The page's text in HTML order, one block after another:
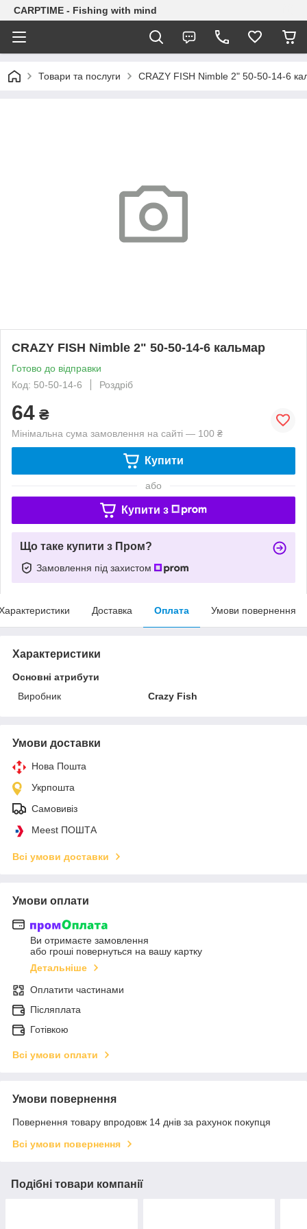
CARPTIME - Fishing with mind
Товари та послуги CRAZY FISH Nimble 2" 50-50-14-6
CRAZY FISH Nimble 2" 50-50-14-6 кальмар
Готово до відправки
Код: 50-50-14-6
Роздріб
64 ₴
Мінімальна сума замовлення на сайті — 100 ₴
Купити
або
Купити з
Що таке купити з Пром?
Замовлення під захистом
Доставка Оплата Умови повернення
Характеристики
Основні атрибути
Виробник
Crazy Fish
Умови доставки
Нова Пошта
Укрпошта
Самовивіз
Meest ПОШТА
Всі умови доставки
Умови оплати
Ви отримаєте замовлення
або гроші повернуться на вашу картку
Детальніше
Оплатити частинами
Післяплата
Готівкою
Всі умови оплати
Умови повернення
Повернення товару впродовж 14 днів за рахунок покупця
Всі умови повернення
Подібні товари компанії